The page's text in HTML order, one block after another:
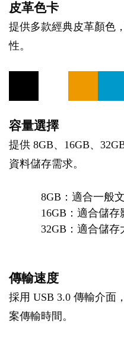
皮革色卡
提供多款經典皮革顏色
性。
容量選擇
提供 8GB、16GB、
資料儲存需求。
8GB：適合一般
16GB：適合儲
32GB：適合儲
傳輸速度
採用 USB 3.0 傳輸介面
案傳輸時間。